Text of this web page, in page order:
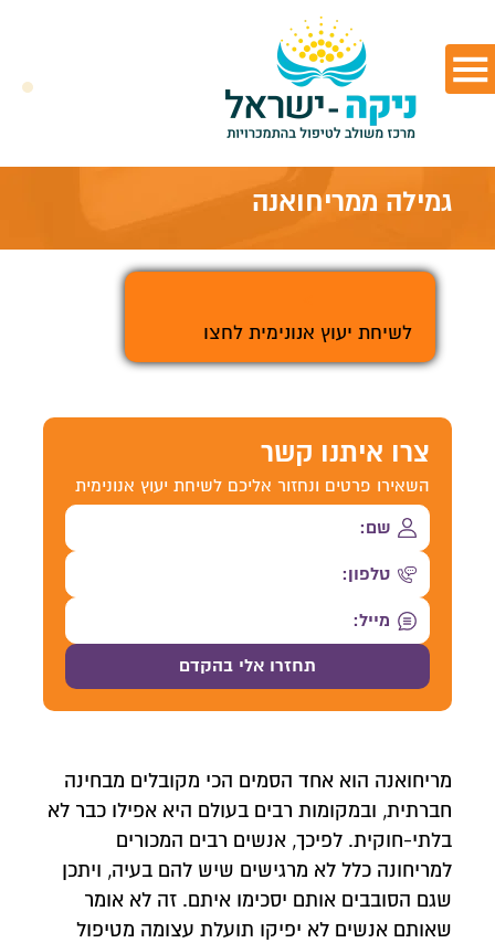
גמילה ממריחואנה
לשיחת יעוץ אנונימית לחצו
צרו איתנו קשר
השאירו פרטים ונחזור אליכם לשיחת יעוץ אנונימית
מריחואנה הוא אחד הסמים הכי מקובלים מבחינה
חברתית, ובמקומות רבים בעולם היא אפילו כבר לא
בלתי-חוקית. לפיכך, אנשים רבים המכורים
למריחונה כלל לא מרגישים שיש להם בעיה, ויתכן
שגם הסובבים אותם יסכימו איתם. זה לא אומר
שאותם אנשים לא יפיקו תועלת עצומה מטיפול